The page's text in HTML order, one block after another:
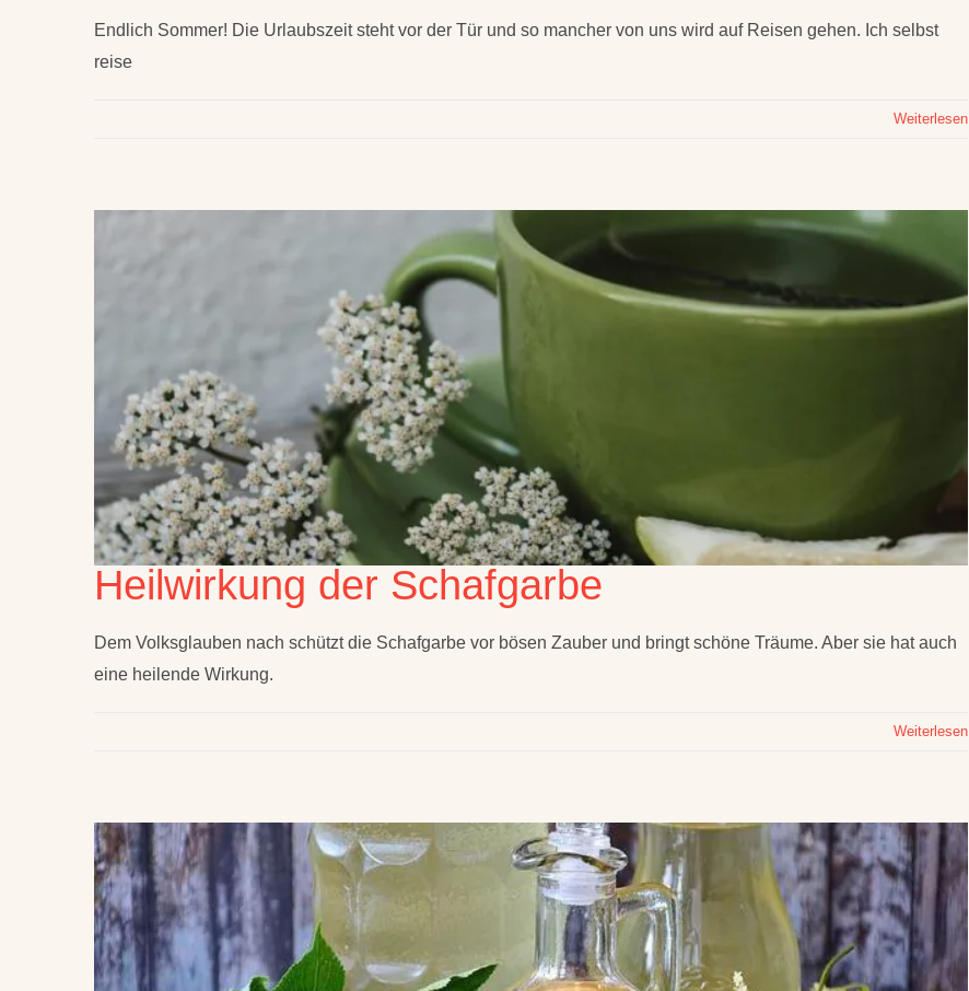
Endlich Sommer! Die Urlaubszeit steht vor der Tür und so mancher von uns wird auf Reisen gehen. Ich selbst
reise
Weiterlesen
Heilwirkung der Schafgarbe
Dem Volksglauben nach schützt die Schafgarbe vor bösen Zauber und bringt schöne Träume. Aber sie hat auch
eine heilende Wirkung.
Weiterlesen